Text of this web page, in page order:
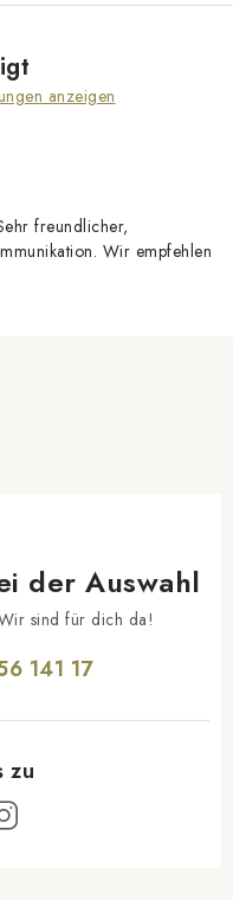
anzeigen
freundlicher,
Wir empfehlen
der Auswahl
sind für dich da!
141 17